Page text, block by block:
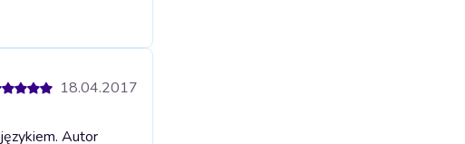
18.04.2017
Autor